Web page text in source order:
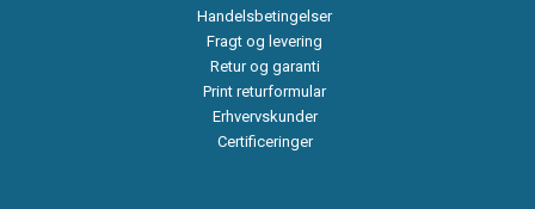
Handelsbetingelser
Fragt og levering
Retur og garanti
Print returformular
Erhvervskunder
Certificeringer